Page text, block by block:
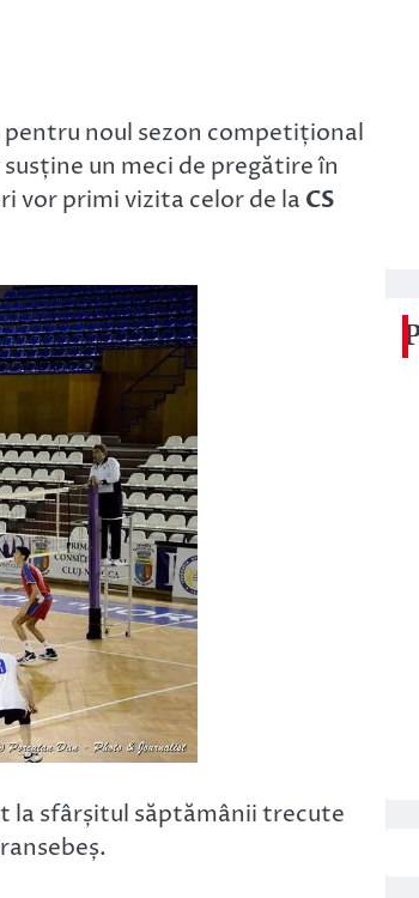
noul sezon competițional
un meci de pregătire în
vor primi vizita celor de la CS
la sfârșitul săptămânii trecute